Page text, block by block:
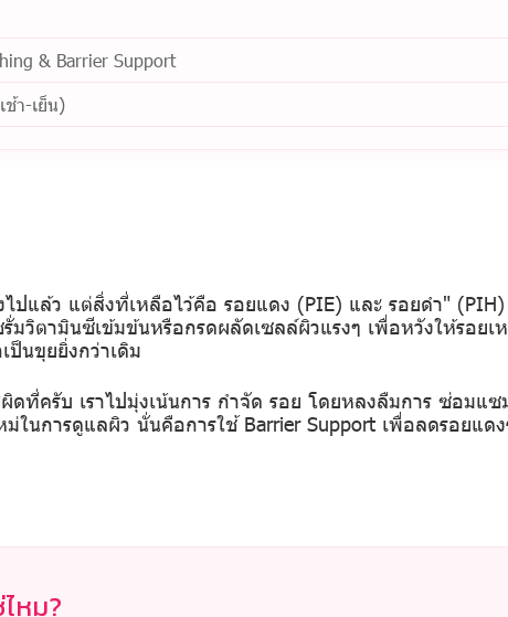
& Barrier Support
า-เย็น)
ปแล้ว แต่สิ่งที่เหลือไว้คือ รอยแดง (PIE) และ รอยดำ"
วิตามินซีเข้มข้นหรือกรดผลัดเซลล์ผิวแรงๆ เพื่อหวังให้รอยเ
นขุยยิ่งกว่าเดิม
ดที่ครับ เราไปมุ่งเน้นการ กำจัด รอย โดยหลงลืมการ ซ่อมแ
นการดูแลผิว นั่นคือการใช้ Barrier Support เพื่อลดรอยแด
หม?